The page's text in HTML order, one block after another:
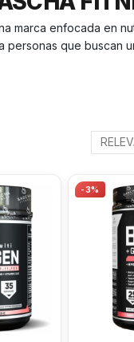
marca enfocada en
personas que buscan
-3%